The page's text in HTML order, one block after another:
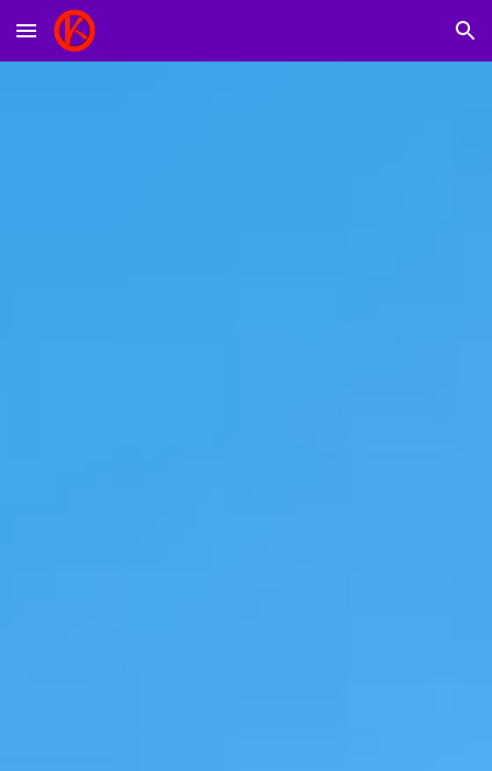
Skip to main content Skip to navigation